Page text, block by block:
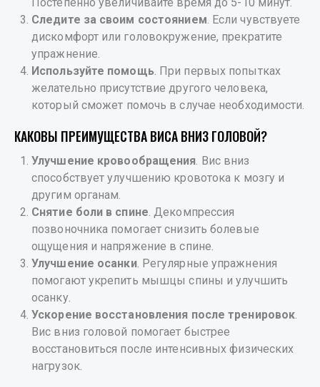
Следите за своим состоянием. Если чувствуете
дискомфорт или головокружение, прекратите
упражнение.
Используйте помощь. При первых попытках
желательно присутствие другого человека,
который сможет помочь в случае необходимости.
КАКОВЫ ПРЕИМУЩЕСТВА ВИСА ВНИЗ ГОЛОВОЙ?
Улучшение кровообращения. Вис вниз
способствует улучшению кровотока к мозгу и
другим органам.
Снятие боли в спине. Декомпрессия
позвоночника помогает снизить болевые
ощущения и напряжение в спине.
Улучшение осанки. Регулярные упражнения
помогают укрепить мышцы спины и улучшить
осанку.
Ускорение восстановления после тренировок.
Вис вниз головой помогает быстрее
восстановиться после интенсивных физических
нагрузок.